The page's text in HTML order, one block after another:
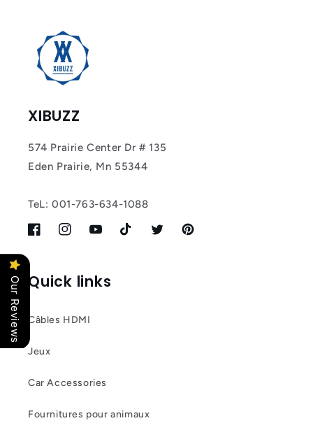
XIBUZZ
574 Prairie Center Dr # 135
Eden Prairie, Mn 55344
TeL: 001-763-634-1088
FacebookInstagramYouTubeTikTok TwitterPinterest
Quick links
Câbles HDMI
Jeux
Car Accessories
Fournitures pour animaux
Our Reviews